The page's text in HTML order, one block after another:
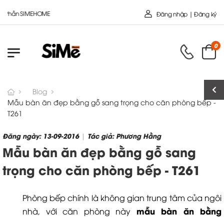
Đăng nhập | Đăng ký
0
Blog
Mẫu bàn ăn đẹp bằng gỗ sang trọng cho căn phòng bếp -
T261
Đăng ngày: 13-09-2016| Tác giả: Phương Hằng
Mẫu bàn ăn đẹp bằng gỗ sang
trọng cho căn phòng bếp - T261
Phòng bếp chính là không gian trung tâm của ngôi
nhà, với căn phòng này mẫu bàn ăn bằng